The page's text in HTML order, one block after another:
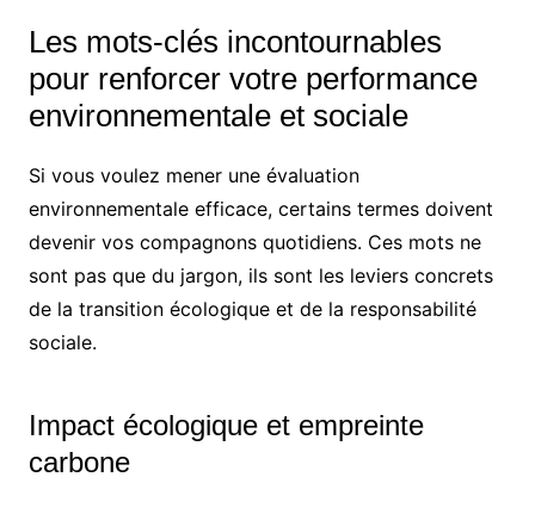
Les mots-clés incontournables
pour renforcer votre performance
environnementale et sociale
Si vous voulez mener une évaluation
environnementale efficace, certains termes doivent
devenir vos compagnons quotidiens. Ces mots ne
sont pas que du jargon, ils sont les leviers concrets
de la transition écologique et de la responsabilité
sociale.
Impact écologique et empreinte
carbone